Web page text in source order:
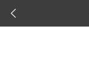
